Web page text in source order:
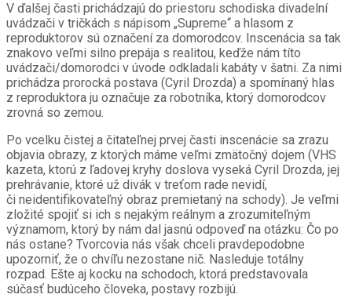
V ďalšej časti prichádzajú do priestoru schodiska divadelní
uvádzači v tričkách s nápisom „Supreme“ a hlasom z
reproduktorov sú označení za domorodcov. Inscenácia sa tak
znakovo veľmi silno prepája s realitou, keďže nám títo
uvádzači/domorodci v úvode odkladali kabáty v šatni. Za nimi
prichádza prorocká postava (Cyril Drozda) a spomínaný hlas
z reproduktora ju označuje za robotníka, ktorý domorodcov
zrovná so zemou.
Po vcelku čistej a čitateľnej prvej časti inscenácie sa zrazu
objavia obrazy, z ktorých máme veľmi zmätočný dojem (VHS
kazeta, ktorú z ľadovej kryhy doslova vyseká Cyril Drozda, jej
prehrávanie, ktoré už divák v treťom rade nevidí,
či neidentifikovateľný obraz premietaný na schody). Je veľmi
zložité spojiť si ich s nejakým reálnym a zrozumiteľným
významom, ktorý by nám dal jasnú odpoveď na otázku: Čo po
nás ostane? Tvorcovia nás však chceli pravdepodobne
upozorniť, že o chvíľu nezostane nič. Nasleduje totálny
rozpad. Ešte aj kocku na schodoch, ktorá predstavovala
súčasť budúceho človeka, postavy rozbijú.